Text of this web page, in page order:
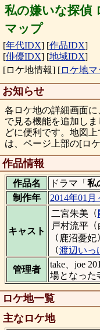
私の嫌いな探偵
マップ
[年代IDX] [作品IDX]
[俳優IDX] [地域IDX]
[ロケ地情報] [ロケ地
お知らせ
各ロケ地の詳細画面に
で見る機能を追加し
どに便利です。地図
は、ページ上部の[ロ
作品情報
作品名 ドラマ「 私
制作年
2014年01月
キャスト
二宮朱美 （
戸村流平（
（ 鹿沼憂妃
（渡辺いっ
管理者
take、joe
場となった
ロケ地一覧
主なロケ地